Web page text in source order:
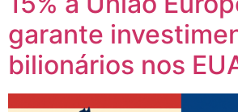
garante
bilionários nos